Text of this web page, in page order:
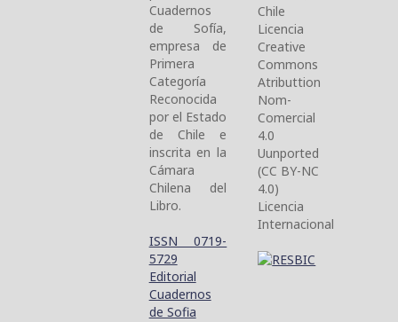
Cuadernos
de Sofía,
empresa de
Primera
Categoría
Reconocida
por el Estado
de Chile e
inscrita en la
Cámara
Chilena del
Libro.
ISSN 0719-
5729
Editorial
Cuadernos
de Sofia
Chile
Licencia
Creative
Commons
Atributtion
Nom-
Comercial
4.0
Uunported
(CC BY-NC
4.0)
Licencia
Internacional